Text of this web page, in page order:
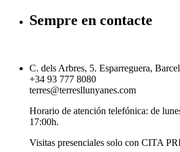
Sempre en contacte
C. dels Arbres, 5. Esparreguera,
+34 93 777 8080
terres@terresllunyanes.com
Horario de atención telefónica: de
17:00h.
Visitas presenciales solo con CITA